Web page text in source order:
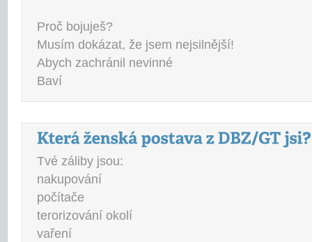
Proč bojuješ?
Musím dokázat, že jsem nejsilnější!
Abych zachránil nevinné
Baví
Tvé záliby jsou:
nakupování
počítače
terorizování okolí
vaření